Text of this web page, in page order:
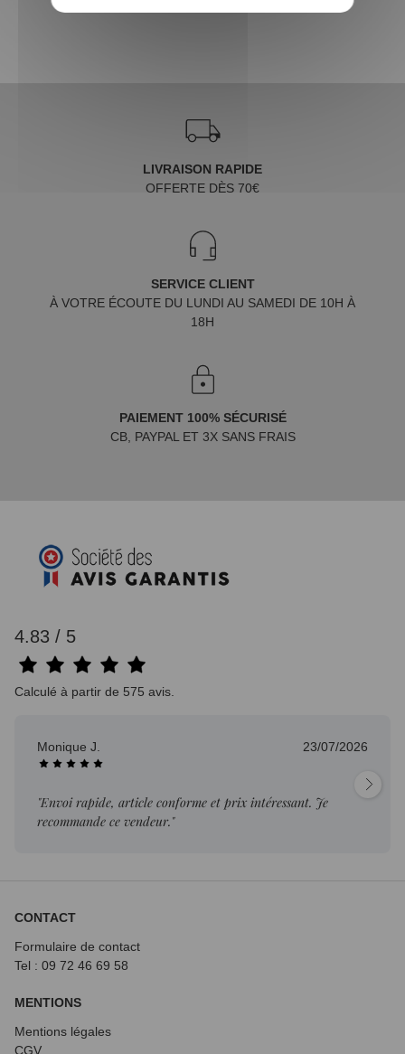
LIVRAISON RAPIDE
OFFERTE DÈS 70€
SERVICE CLIENT
À VOTRE ÉCOUTE DU LUNDI AU SAMEDI DE 10H À
18H
PAIEMENT 100% SÉCURISÉ
CB, PAYPAL ET 3X SANS FRAIS
4.83 / 5
Calculé à partir de 575 avis.
Monique J. 23/07/2026
"Envoi rapide, article conforme et prix intéressant. Je
recommande ce vendeur."
CONTACT
Formulaire de contact
Tel : 09 72 46 69 58
MENTIONS
Mentions légales
CGV